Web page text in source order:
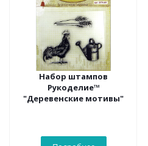
Набор штампов
Рукоделие™
"Деревенские мотивы"